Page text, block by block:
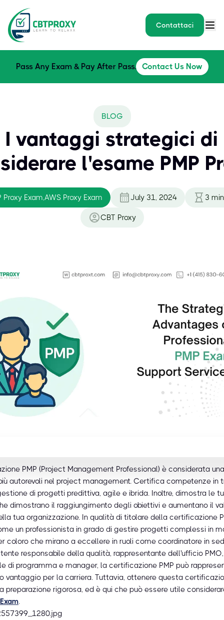
Contattaci
Pass Any Exam & Pay After Pass. Contact Us Now
BLOG
I vantaggi strategici di
l'esame PMP
Proxy Exam,AWS Proxy Exam July 31, 2024 3
CBT Proxy
PMP (Project Management Professional) è considerata
autorevoli nel project management. Certifica competenze in
di progetti predittiva, agile e ibrida. Inoltre, dimostra le
dimostrano il raggiungimento degli obiettivi e aumentano il
tua organizzazione. In qualità di titolare della certificazione
un professionista in grado di gestire progetti complessi in
coloro che mirano a eccellere in ruoli come coordinatore in
responsabile della qualità, rappresentante dell'ufficio PMO,
di programma e manager, la certificazione PMP può
vantaggio per la carriera. Tuttavia, ottenere questa
preparazione rigorosa, ed è qui che può essere utile
.